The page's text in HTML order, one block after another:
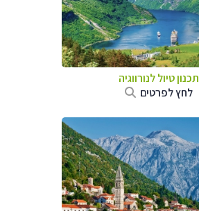
תכנון טיול לנורווגיה
לחץ לפרטים